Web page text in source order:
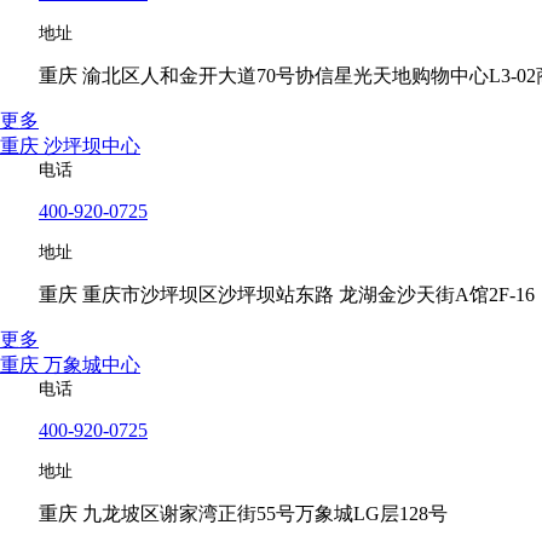
地址
重庆 渝北区人和金开大道70号协信星光天地购物中心L3-02
更多
重庆 沙坪坝中心
电话
400-920-0725
地址
重庆 重庆市沙坪坝区沙坪坝站东路 龙湖金沙天街A馆2F-16
更多
重庆 万象城中心
电话
400-920-0725
地址
重庆 九龙坡区谢家湾正街55号万象城LG层128号